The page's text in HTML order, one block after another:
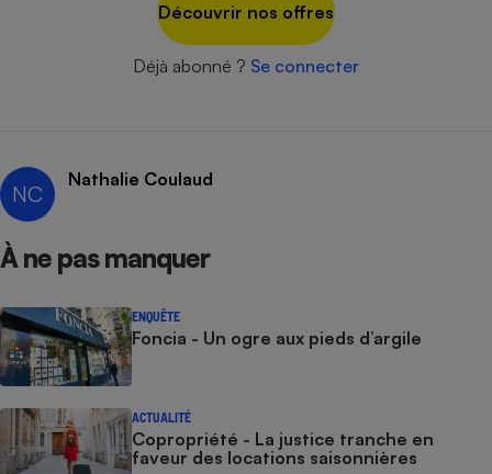
Découvrir nos offres
Déjà abonné ? Se connecter
NC
Nathalie Coulaud
À ne pas manquer
ENQUÊTE
Foncia - Un ogre aux pieds d’argile
ACTUALITÉ
Copropriété - La justice tranche en
faveur des locations saisonnières
Climatiseur -